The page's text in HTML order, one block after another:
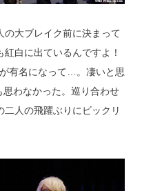
の大ブレイク前に決まって
白に出ているんですよ！
有名になって…。凄いと思
わなかった。巡り合わせ
人の飛躍ぶりにビックリ